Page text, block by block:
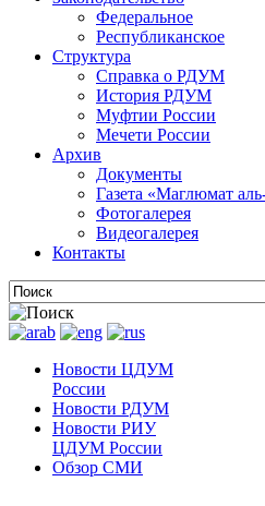
Федеральное
Республиканское
Структура
Справка о РДУМ
История РДУМ
Муфтии России
Мечети России
Архив
Документы
Газета «Маглюмат
Фотогалерея
Видеогалерея
Контакты
Новости ЦДУМ
России
Новости РДУМ
Новости РИУ
ЦДУМ России
Обзор СМИ